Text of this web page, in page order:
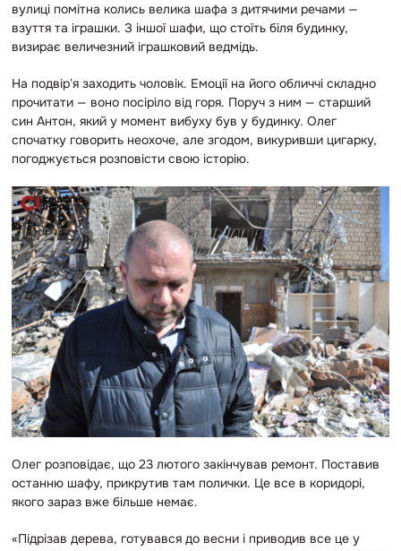
вулиці помітна колись велика шафа з дитячими речами —
взуття та іграшки. З іншої шафи, що стоїть біля будинку,
визирає величезний іграшковий ведмідь.
На подвірʼя заходить чоловік. Емоції на його обличчі складно
прочитати — воно посіріло від горя. Поруч з ним — старший
син Антон, який у момент вибуху був у будинку. Олег
спочатку говорить неохоче, але згодом, викуривши цигарку,
погоджується розповісти свою історію.
Олег розповідає, що 23 лютого закінчував ремонт. Поставив
останню шафу, прикрутив там полички. Це все в коридорі,
якого зараз вже більше немає.
«Підрізав дерева, готувався до весни і приводив все це у